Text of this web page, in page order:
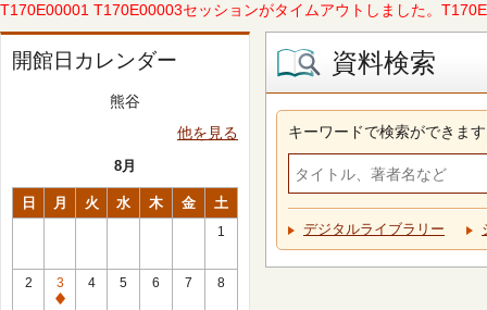
T170E00001 T170E00003セッションがタイムアウトしました。
開館日カレンダー
熊谷
他を見る
8月
日 月 火 水 木 金 土
1
2
3
休
4 5 6 7 8
資料検索
キーワードで検索ができます
デジタルライブラリー